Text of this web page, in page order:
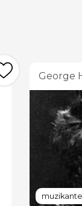
George